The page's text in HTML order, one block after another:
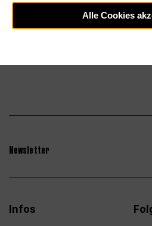
Newsletter
Infos
Alle Cookies